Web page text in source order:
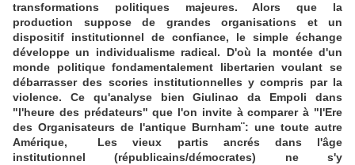
transformations politiques majeures. Alors que la
production suppose de grandes organisations et un
dispositif institutionnel de confiance, le simple échange
développe un individualisme radical. D'où la montée d'un
monde politique fondamentalement libertarien voulant se
débarrasser des scories institutionnelles y compris par la
violence. Ce qu'analyse bien Giulinao da Empoli dans
"l'heure des prédateurs" que l'on invite à comparer à "l'Ere
des Organisateurs de l'antique Burnham¨: une toute autre
Amérique, Les vieux partis ancrés dans l'âge
institutionnel (républicains/démocrates) ne s'y